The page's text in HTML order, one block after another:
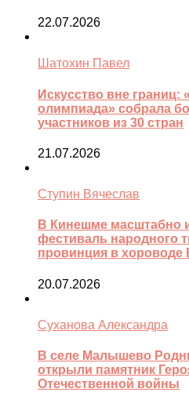
22.07.2026
Шатохин Павел
Искусство вне границ:
олимпиада» собрала
участников из 30 стран
21.07.2026
Ступин Вячеслав
В Кинешме масштабно
фестиваль народного
провинция в хороводе
20.07.2026
Суханова Александра
В селе Малышево
открыли памятник
Отечественной войны